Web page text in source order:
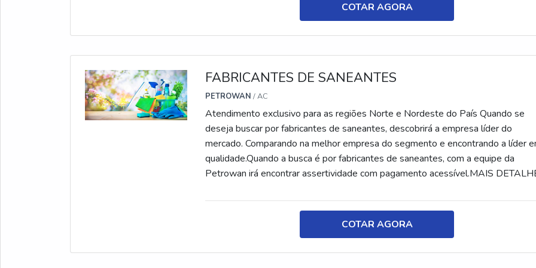
necessidades. Se deseja saber mais detalhes sobre esse e outros produtos,
converse com profissionais através de um dos meios de comunicação!
COTAR AGORA
FABRICANTES DE SANEANTES
PETROWAN / AC
Atendimento exclusivo para as regiões Norte e Nordeste do País Quando se
deseja buscar por fabricantes de saneantes, descobrirá a empresa líder do
mercado. Comparando na melhor empresa do segmento e encontrando a líder
qualidade.Quando a busca é por fabricantes de saneantes, com a equipe da
Petrowan irá encontrar assertividade com pagamento acessível.MAIS
seus esforços em criar uma estrutura com escritório de alta qualidade onde são
realizadas as atividades e biblioteca técnica de apoio, tudo pensando em
fabricantes de saneantes com proteção.Há muitas maneiras eficientes de uma
COTAR AGORA